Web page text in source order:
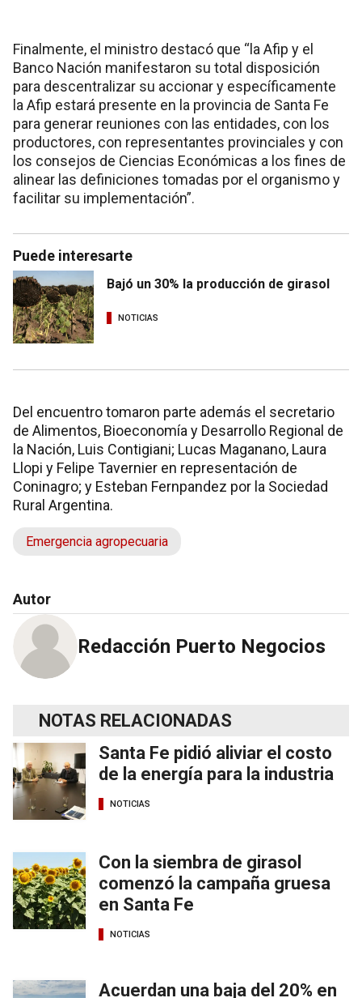
Finalmente, el ministro destacó que “la Afip y el
Banco Nación manifestaron su total disposición
para descentralizar su accionar y específicamente
la Afip estará presente en la provincia de Santa Fe
para generar reuniones con las entidades, con los
productores, con representantes provinciales y con
los consejos de Ciencias Económicas a los fines de
alinear las definiciones tomadas por el organismo y
facilitar su implementación”.
Puede interesarte
Bajó un 30% la producción de girasol
NOTICIAS
Del encuentro tomaron parte además el secretario
de Alimentos, Bioeconomía y Desarrollo Regional de
la Nación, Luis Contigiani; Lucas Maganano, Laura
Llopi y Felipe Tavernier en representación de
Coninagro; y Esteban Fernpandez por la Sociedad
Rural Argentina.
Emergencia agropecuaria
Autor
Redacción Puerto Negocios
NOTAS RELACIONADAS
Santa Fe pidió aliviar el costo
de la energía para la industria
NOTICIAS
Con la siembra de girasol
comenzó la campaña gruesa
en Santa Fe
NOTICIAS
Acuerdan una baja del 20% en